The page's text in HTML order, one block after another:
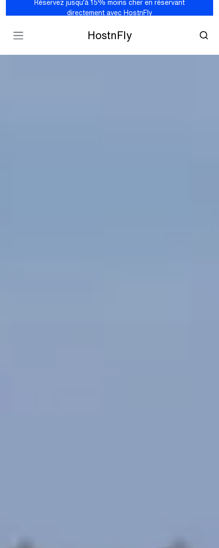
Réservez jusqu'à 15% moins cher en réservant
directement avec HostnFly
HostnFly